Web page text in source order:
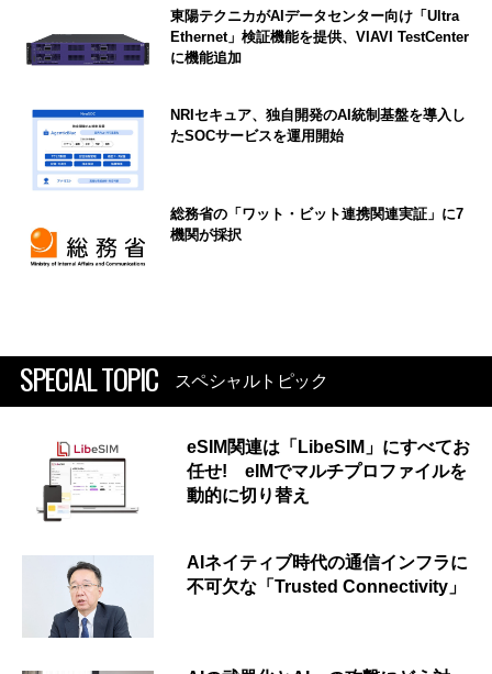
東陽テクニカがAIデータセンター向け「Ultra
Ethernet」検証機能を提供、VIAVI TestCenter
に機能追加
NRIセキュア、独自開発のAI統制基盤を導入し
たSOCサービスを運用開始
総務省の「ワット・ビット連携関連実証」に7
機関が採択
SPECIAL TOPIC スペシャルトピック
eSIM関連は「LibeSIM」にすべてお
任せ! eIMでマルチプロファイルを
動的に切り替え
AIネイティブ時代の通信インフラに
不可欠な「Trusted Connectivity」